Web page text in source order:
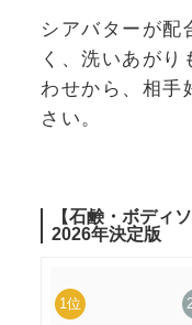
シアバターが配
く、洗いあがり
わせから、相手
さい。